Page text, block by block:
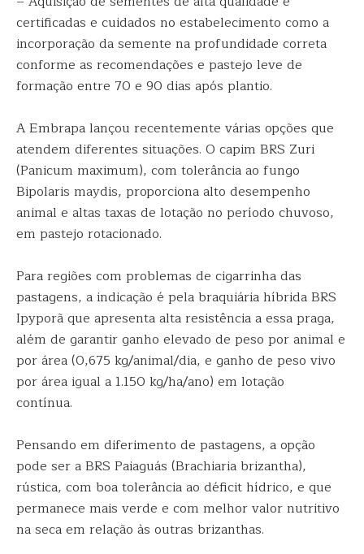
certificadas e cuidados no estabelecimento como a
incorporação da semente na profundidade correta
conforme as recomendações e pastejo leve de
formação entre 70 e 90 dias após plantio.
A Embrapa lançou recentemente várias opções que
atendem diferentes situações. O capim BRS Zuri
(Panicum maximum), com tolerância ao fungo
Bipolaris maydis, proporciona alto desempenho
animal e altas taxas de lotação no período chuvoso,
em pastejo rotacionado.
Para regiões com problemas de cigarrinha das
pastagens, a indicação é pela braquiária híbrida BRS
Ipyporã que apresenta alta resistência a essa praga,
além de garantir ganho elevado de peso por animal e
por área (0,675 kg/animal/dia, e ganho de peso vivo
por área igual a 1.150 kg/ha/ano) em lotação
contínua.
Pensando em diferimento de pastagens, a opção
pode ser a BRS Paiaguás (Brachiaria brizantha),
rústica, com boa tolerância ao déficit hídrico, e que
permanece mais verde e com melhor valor nutritivo
na seca em relação às outras brizanthas.